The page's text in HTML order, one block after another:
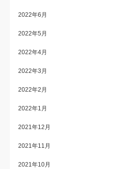
2022年6月
2022年5月
2022年4月
2022年3月
2022年2月
2022年1月
2021年12月
2021年11月
2021年10月